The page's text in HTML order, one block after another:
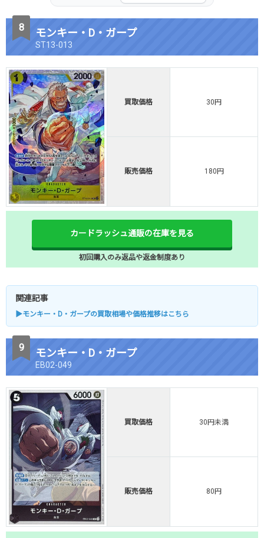
モンキー・D・ガープ
ST13-013
買取価格 30円
販売価格 180円
カードラッシュ通販の在庫を見る
初回購入のみ返品や返金制度あり
関連記事
▶モンキー・D・ガープの買取相場や価格推移はこちら
モンキー・D・ガープ
EB02-049
買取価格 30円未満
販売価格 80円